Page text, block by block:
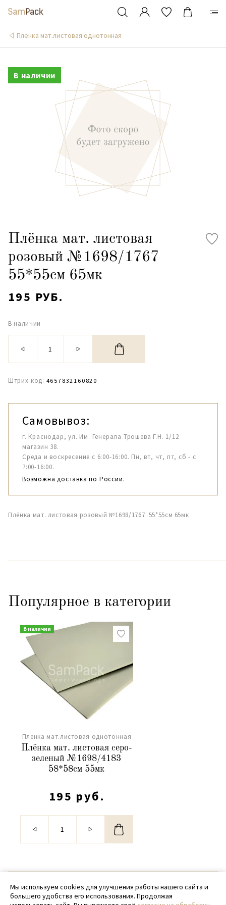
Пленка мат.листовая однотонная
В наличии
Плёнка мат. листовая
розовый №1698/1767
55*55см 65мк
195 РУБ.
В наличии
Штрих-код: 4657832160820
Самовывоз:
г. Краснодар, ул. Им. Генерала Трошева Г.Н. 1/12
магазин 38.
Среда и воскресение с 6:00-16:00. Пн, вт, чт, пт, сб - с
7:00-16:00.
Возможна доставка по России.
Плёнка мат. листовая розовый №1698/1767 55*55см 65мк
Популярное в категории
В наличии
Пленка мат.листовая однотонная
Плёнка мат. листовая серо-
зеленый №1698/4183
58*58см 55мк
195 руб.
© 2020 - 2026 SamPack
Мы используем cookies для улучшения работы нашего сайта и
большего удобства его использования. Продолжая